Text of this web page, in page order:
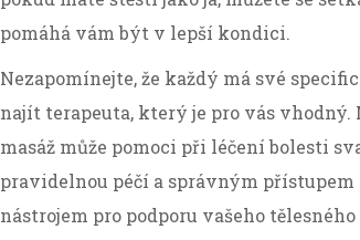
pomáhá vám být v lepší kondici.
Nezapomínejte, že každý má své
najít terapeuta, který je pro vás
masáž může pomoci při léčení bolesti
pravidelnou péčí a správným
nástrojem pro podporu vašeho